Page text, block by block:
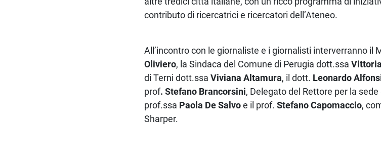
contributo di ricercatrici e ricercatori dell’Ateneo.
All’incontro con le giornaliste e i giornalisti interverranno il
Oliviero, la Sindaca del Comune di Perugia dott.ssa
di Terni dott.ssaViviana Altamura, il dott. Leonardo
prof. Stefano Brancorsini, Delegato del Rettore per la
prof.ssa Paola De Salvoe il prof. Stefano Capomaccio,
Sharper.